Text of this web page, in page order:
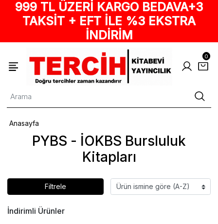
999 TL ÜZERİ KARGO BEDAVA+3
TAKSİT + EFT İLE %3 EKSTRA
İNDİRİM
0
PYBS - İOKBS Bursluluk
Kitapları
Anasayfa
Filtrele
İndirimli Ürünler